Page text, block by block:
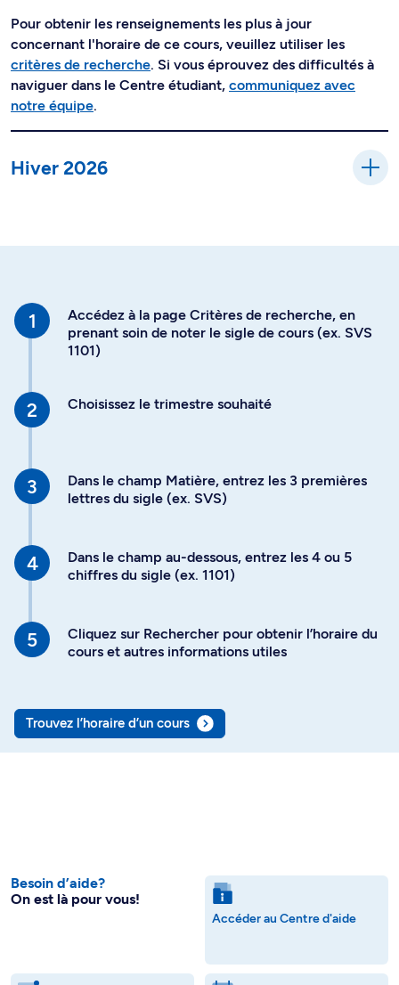
Pour obtenir les renseignements les plus à jour
concernant l'horaire de ce cours, veuillez utiliser les
critères de recherche. Si vous éprouvez des difficultés à
naviguer dans le Centre étudiant, communiquez avec
notre équipe.
Hiver 2026
Accédez à la page Critères de recherche, en
prenant soin de noter le sigle de cours (ex. SVS
1101)
Choisissez le trimestre souhaité
Dans le champ Matière, entrez les 3 premières
lettres du sigle (ex. SVS)
Dans le champ au-dessous, entrez les 4 ou 5
chiffres du sigle (ex. 1101)
Cliquez sur Rechercher pour obtenir l’horaire du
cours et autres informations utiles
Trouvez l’horaire d’un cours
Besoin d’aide?
On est là pour vous!
Accéder au Centre d'aide